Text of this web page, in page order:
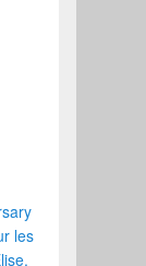
les